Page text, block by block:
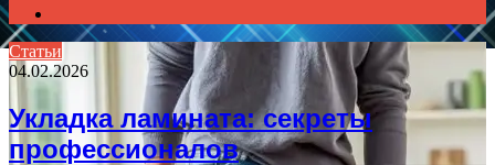
Статьи
04.02.2026
Укладка ламината: секреты
профессионалов